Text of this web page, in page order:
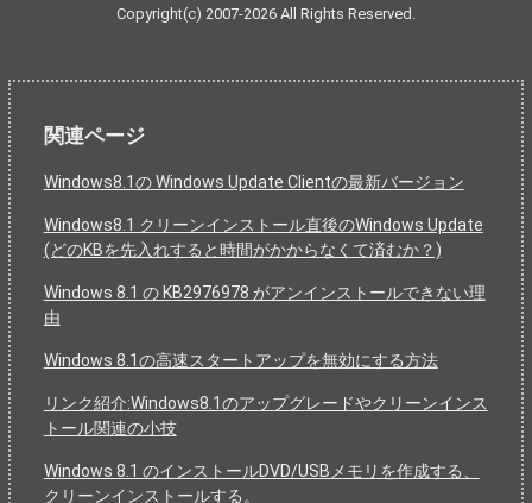
Copyright(c) 2007-2026 All Rights Reserved.
関連ページ
Windows8.1の Windows Update Clientの最新バージョン
Windows8.1 クリーンインストール直後のWindows Update
(どのKBを先入れすると時間がかからなくて済むか？)
Windows 8.1 の KB2976978 がアンインストールできない理
由
Windows 8.1の高速スタートアップを無効にする方法
リンク紹介:Windows8.1のアップグレードやクリーンインス
トール関連の小技
Windows 8.1 のインストールDVD/USBメモリを作成する、
クリーンインストールする。